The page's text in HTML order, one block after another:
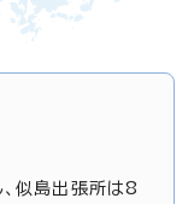
似島出張所は8